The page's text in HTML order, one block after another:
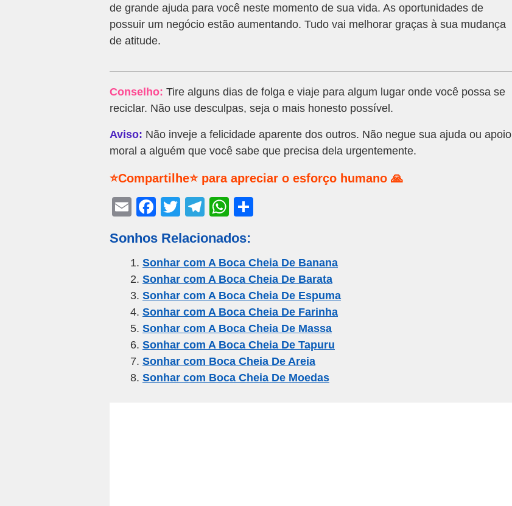
de grande ajuda para você neste momento de sua vida. As oportunidades de
possuir um negócio estão aumentando. Tudo vai melhorar graças à sua mudança
de atitude.
Conselho: Tire alguns dias de folga e viaje para algum lugar onde você possa se
reciclar. Não use desculpas, seja o mais honesto possível.
Aviso: Não inveje a felicidade aparente dos outros. Não negue sua ajuda ou apoio
moral a alguém que você sabe que precisa dela urgentemente.
⭐Compartilhe⭐ para apreciar o esforço humano 🙏
E
ail
F
c
e
b
o
o
k
T
tt
er
T
e
gr
a
m
W
at
s
A
p
p
e
Sonhos Relacionados:
Sonhar com A Boca Cheia De Banana
Sonhar com A Boca Cheia De Barata
Sonhar com A Boca Cheia De Espuma
Sonhar com A Boca Cheia De Farinha
Sonhar com A Boca Cheia De Massa
Sonhar com A Boca Cheia De Tapuru
Sonhar com Boca Cheia De Areia
Sonhar com Boca Cheia De Moedas